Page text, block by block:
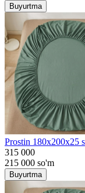
Buyurtma
Prostin 180x200x25
315 000
215 000 so'm
Buyurtma